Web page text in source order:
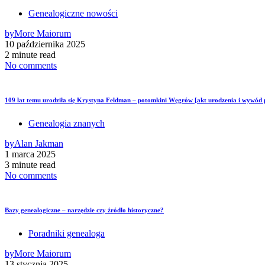
Genealogiczne nowości
byMore Maiorum
10 października 2025
2 minute read
No comments
109 lat temu urodziła się Krystyna Feldman – potomkini Węgrów [akt urodzenia i wywód
Genealogia znanych
byAlan Jakman
1 marca 2025
3 minute read
No comments
Bazy genealogiczne – narzędzie czy źródło historyczne?
Poradniki genealoga
byMore Maiorum